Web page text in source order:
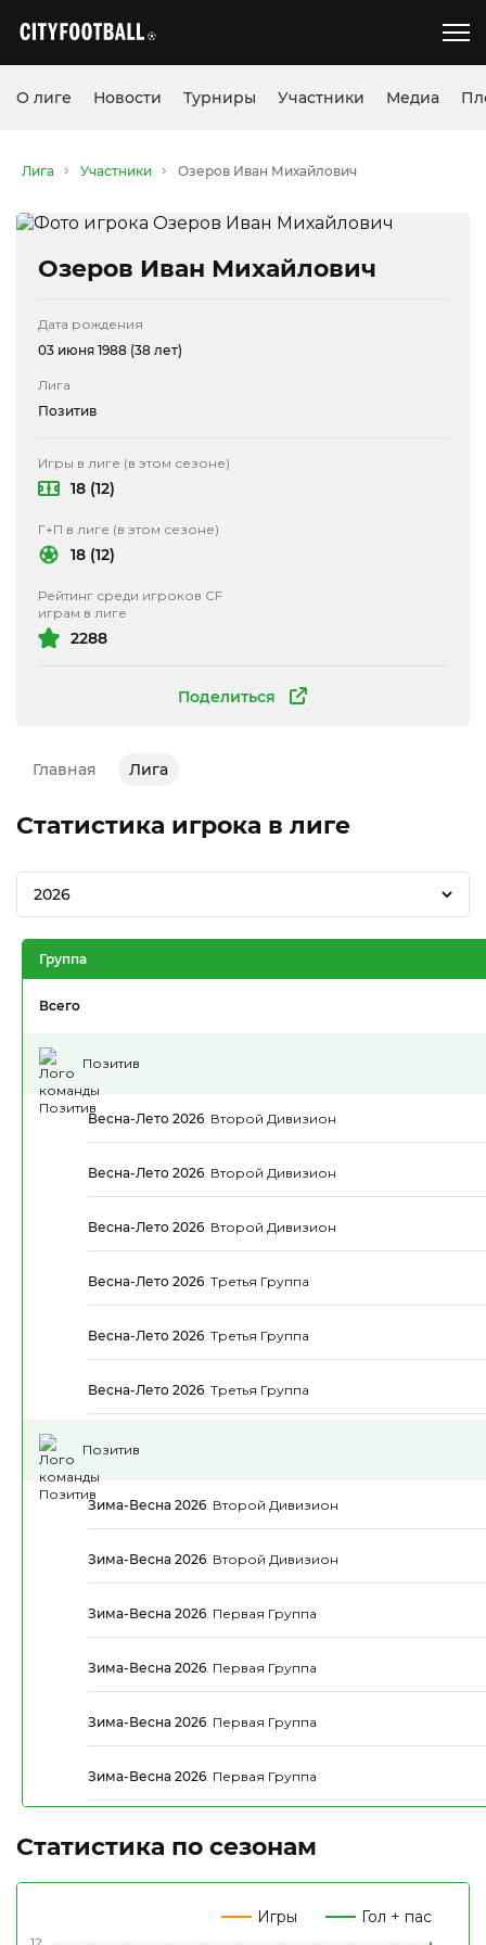
О лиге Новости Турниры Участники Медиа
Лига Участники Озеров Иван Михайлович
Озеров Иван Михайлович
Поделиться
Дата рождения
03 июня 1988 (38 лет)
Лига
Позитив
Игры в лиге (в этом сезоне)
18 (12)
Г+П в лиге (в этом сезоне)
18 (12)
Рейтинг среди игроков CF
играм в лиге
2288
Главная Лига
Статистика игрока в лиге
2026
Группа
Всего
Позитив
Весна-Лето 2026. Второй Дивизион
Весна-Лето 2026. Второй Дивизион
Весна-Лето 2026. Второй Дивизион
Весна-Лето 2026. Третья Группа
Весна-Лето 2026. Третья Группа
Весна-Лето 2026. Третья Группа
Позитив
Зима-Весна 2026. Второй Дивизион
Зима-Весна 2026. Второй Дивизион
Зима-Весна 2026. Первая Группа
Зима-Весна 2026. Первая Группа
Зима-Весна 2026. Первая Группа
Зима-Весна 2026. Первая Группа
Статистика по сезонам
Игры Гол + пас